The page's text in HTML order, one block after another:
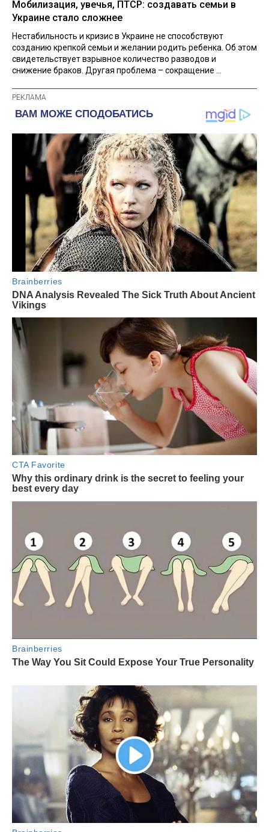
Мобилизация, увечья, ПТСР: создавать семьи в
Украине стало сложнее
Нестабильность и кризис в Украине не способствуют
созданию крепкой семьи и желании родить ребенка. Об этом
свидетельствует взрывное количество разводов и
снижение браков. Другая проблема – сокращение ...